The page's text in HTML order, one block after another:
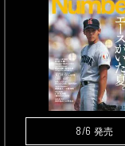
8/6 発売